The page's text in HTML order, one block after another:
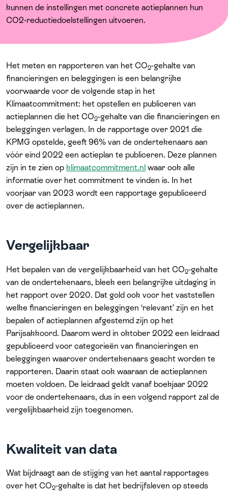
kunnen de instellingen met concrete actieplannen hun
CO2-reductiedoelstellingen uitvoeren.
Het meten en rapporteren van het CO2-gehalte van
financieringen en beleggingen is een belangrijke
voorwaarde voor de volgende stap in het
Klimaatcommitment: het opstellen en publiceren van
actieplannen die het CO2-gehalte van die financieringen en
beleggingen verlagen. In de rapportage over 2021 die
KPMG opstelde, geeft 96% van de ondertekenaars aan
vóór eind 2022 een actieplan te publiceren. Deze plannen
zijn in te zien op klimaatcommitment.nl waar ook alle
informatie over het commitment te vinden is. In het
voorjaar van 2023 wordt een rapportage gepubliceerd
over de actieplannen.
Vergelijkbaar
Het bepalen van de vergelijkbaarheid van het CO2-gehalte
van de ondertekenaars, bleek een belangrijke uitdaging in
het rapport over 2020. Dat gold ook voor het vaststellen
welke financieringen en beleggingen ‘relevant’ zijn en het
bepalen of actieplannen afgestemd zijn op het
Parijsakkoord. Daarom werd in oktober 2022 een leidraad
gepubliceerd voor categorieën van financieringen en
beleggingen waarover ondertekenaars geacht worden te
rapporteren. Daarin staat ook waaraan de actieplannen
moeten voldoen. De leidraad geldt vanaf boekjaar 2022
voor de ondertekenaars, dus in een volgend rapport zal de
vergelijkbaarheid zijn toegenomen.
Kwaliteit van data
Wat bijdraagt aan de stijging van het aantal rapportages
over het CO2-gehalte is dat het bedrijfsleven op steeds